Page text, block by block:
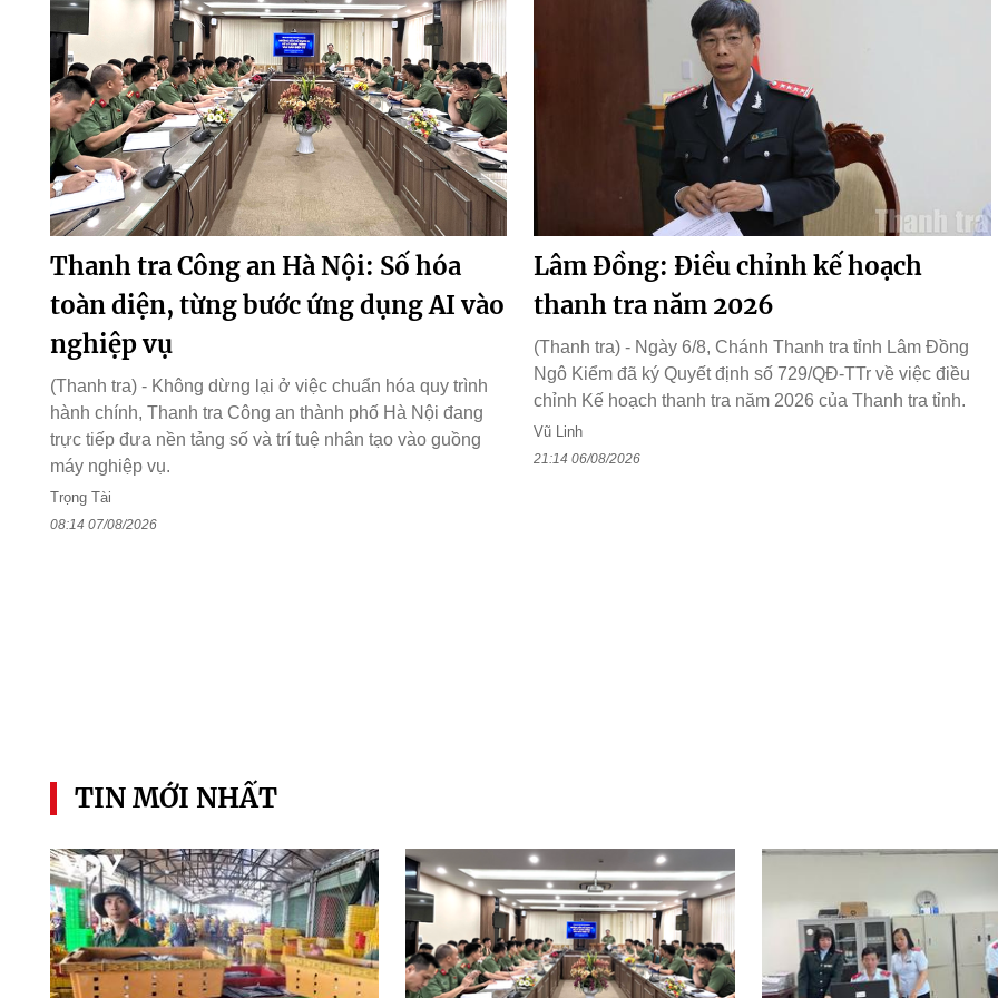
Thanh tra Công an Hà Nội: Số hóa
toàn diện, từng bước ứng dụng AI vào
nghiệp vụ
(Thanh tra) - Không dừng lại ở việc chuẩn hóa quy trình
hành chính, Thanh tra Công an thành phố Hà Nội đang
trực tiếp đưa nền tảng số và trí tuệ nhân tạo vào guồng
máy nghiệp vụ.
Trọng Tài
08:14 07/08/2026
Lâm Đồng: Điều chỉnh kế hoạch
thanh tra năm 2026
(Thanh tra) - Ngày 6/8, Chánh Thanh tra tỉnh Lâm Đồng
Ngô Kiểm đã ký Quyết định số 729/QĐ-TTr về việc điều
chỉnh Kế hoạch thanh tra năm 2026 của Thanh tra tỉnh.
Vũ Linh
21:14 06/08/2026
TIN MỚI NHẤT